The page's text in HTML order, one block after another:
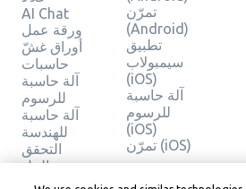
AI Chat
ورقة عمل
أوراق غشّ
حاسبات
آلة حاسبة
للرسوم
آلة حاسبة
للهندسة
التحقق
من الحل
تمرّن
(Android)
تطبيق
سيمبولاب
(iOS)
آلة حاسبة
للرسوم
(iOS)
تمرّن (iOS)